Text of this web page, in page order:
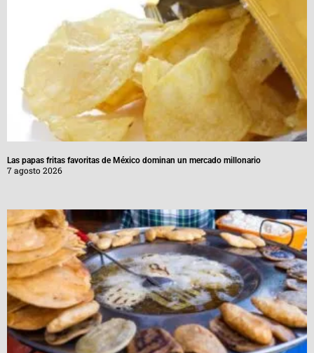
Las papas fritas favoritas de México dominan un mercado millonario
7 agosto 2026